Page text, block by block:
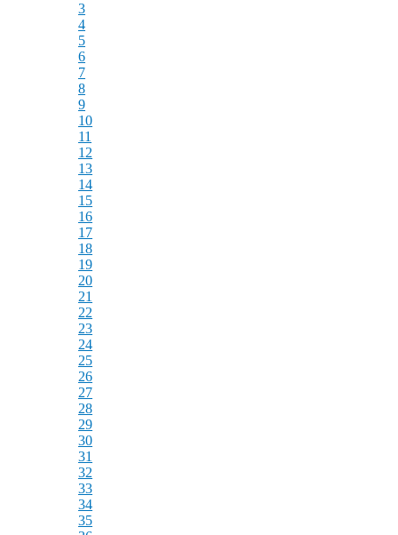
3
4
5
6
7
8
9
10
11
12
13
14
15
16
17
18
19
20
21
22
23
24
25
26
27
28
29
30
31
32
33
34
35